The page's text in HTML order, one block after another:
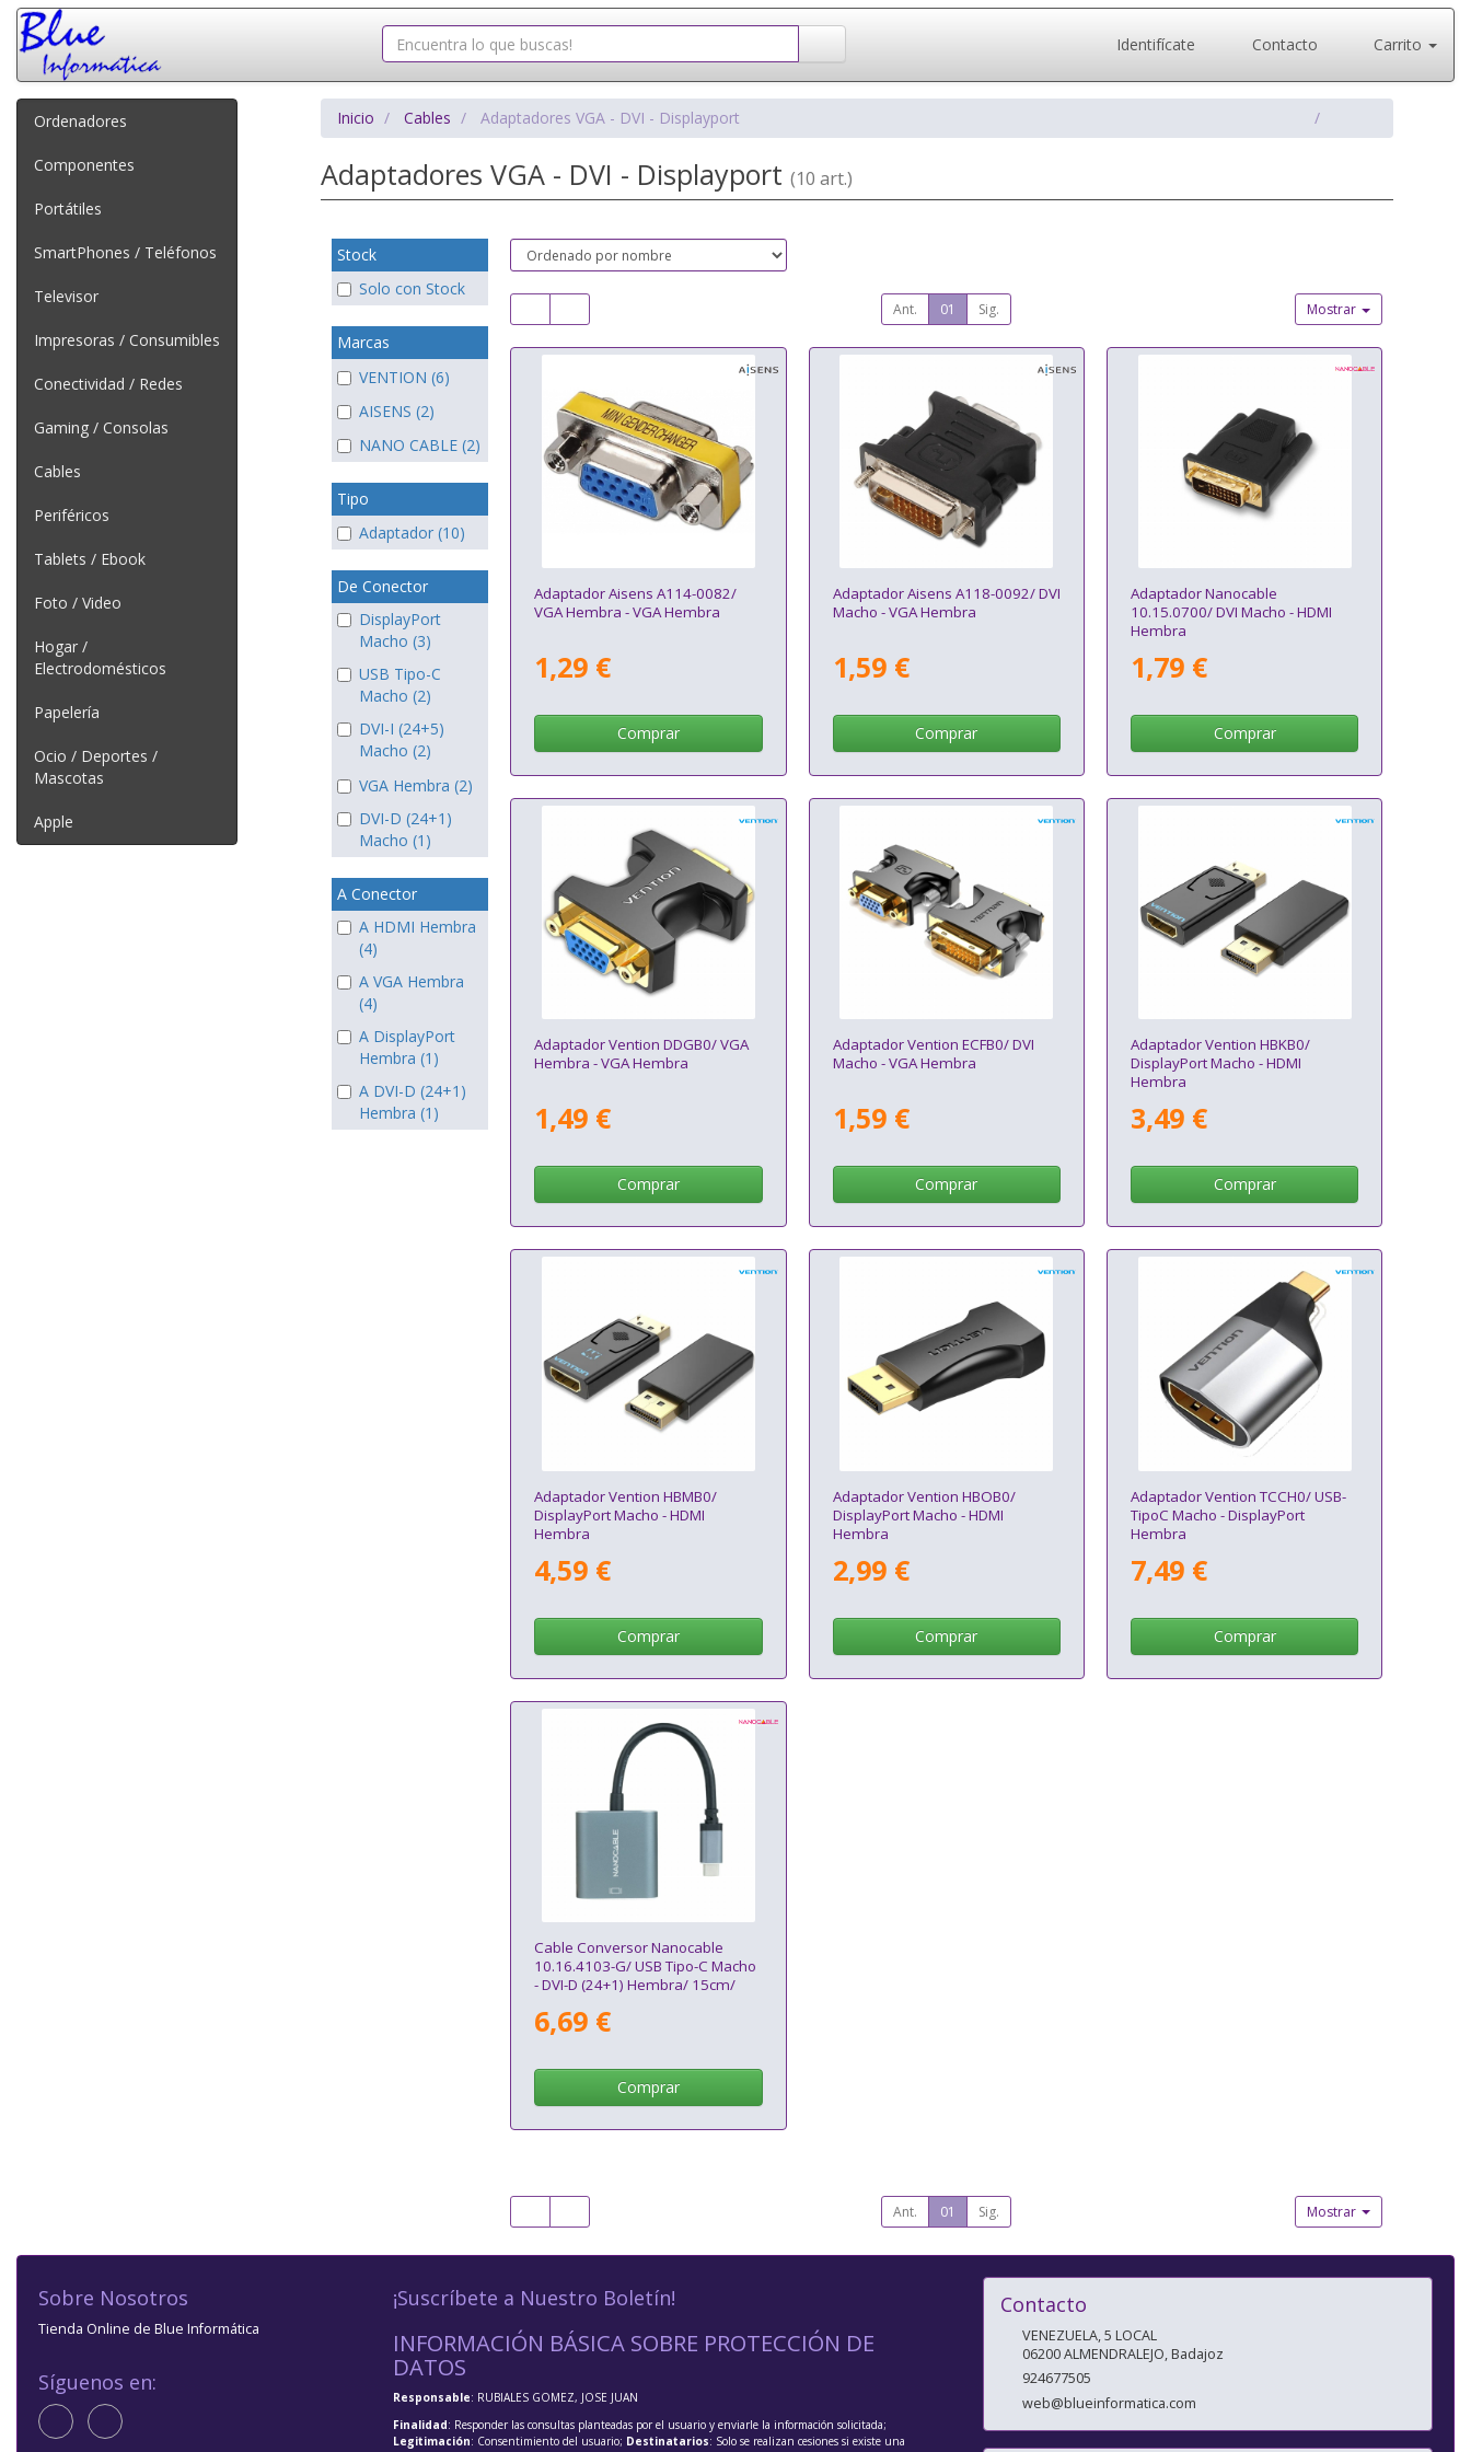
Identifícate Contacto Carrito
Ordenadores
Componentes
Portátiles
SmartPhones / Teléfonos
Televisor
Impresoras / Consumibles
Conectividad / Redes
Gaming / Consolas
Cables
Periféricos
Tablets / Ebook
Foto / Video
Hogar /
Electrodomésticos
Papelería
Ocio / Deportes /
Mascotas
Apple
Inicio Cables Adaptadores VGA - DVI - Displayport
Adaptadores VGA - DVI - Displayport (10 art.)
Stock
Solo con Stock
Marcas
VENTION (6)
AISENS (2)
NANO CABLE (2)
Tipo
Adaptador (10)
De Conector
DisplayPort
Macho (3)
USB Tipo-C
Macho (2)
DVI-I (24+5)
Macho (2)
VGA Hembra (2)
DVI-D (24+1)
Macho (1)
A Conector
A HDMI Hembra
(4)
A VGA Hembra
(4)
A DisplayPort
Hembra (1)
A DVI-D (24+1)
Hembra (1)
Ant. 01 Sig. Mostrar
Adaptador Aisens A114-0082/
VGA Hembra - VGA Hembra
1,29 €
Comprar
Adaptador Aisens A118-0092/ DVI
Macho - VGA Hembra
1,59 €
Comprar
Adaptador Nanocable
10.15.0700/ DVI Macho - HDMI
Hembra
1,79 €
Comprar
Adaptador Vention DDGB0/ VGA
Hembra - VGA Hembra
1,49 €
Comprar
Adaptador Vention ECFB0/ DVI
Macho - VGA Hembra
1,59 €
Comprar
Adaptador Vention HBKB0/
DisplayPort Macho - HDMI
Hembra
3,49 €
Comprar
Adaptador Vention HBMB0/
DisplayPort Macho - HDMI
Hembra
4,59 €
Comprar
Adaptador Vention HBOB0/
DisplayPort Macho - HDMI
Hembra
2,99 €
Comprar
Adaptador Vention TCCH0/ USB-
TipoC Macho - DisplayPort
Hembra
7,49 €
Comprar
Cable Conversor Nanocable
10.16.4103-G/ USB Tipo-C Macho
- DVI-D (24+1) Hembra/ 15cm/
6,69 €
Comprar
Ant. 01 Sig. Mostrar
Sobre Nosotros
Tienda Online de Blue Informática
Síguenos en:
¡Suscríbete a Nuestro Boletín!
INFORMACIÓN BÁSICA SOBRE PROTECCIÓN DE
DATOS
Responsable: RUBIALES GOMEZ, JOSE JUAN
Finalidad: Responder las consultas planteadas por el usuario y enviarle la información solicitada;
Legitimación: Consentimiento del usuario; Destinatarios: Solo se realizan cesiones si existe una
Contacto
VENEZUELA, 5 LOCAL
06200ALMENDRALEJO,Badajoz
924677505
web@blueinformatica.com